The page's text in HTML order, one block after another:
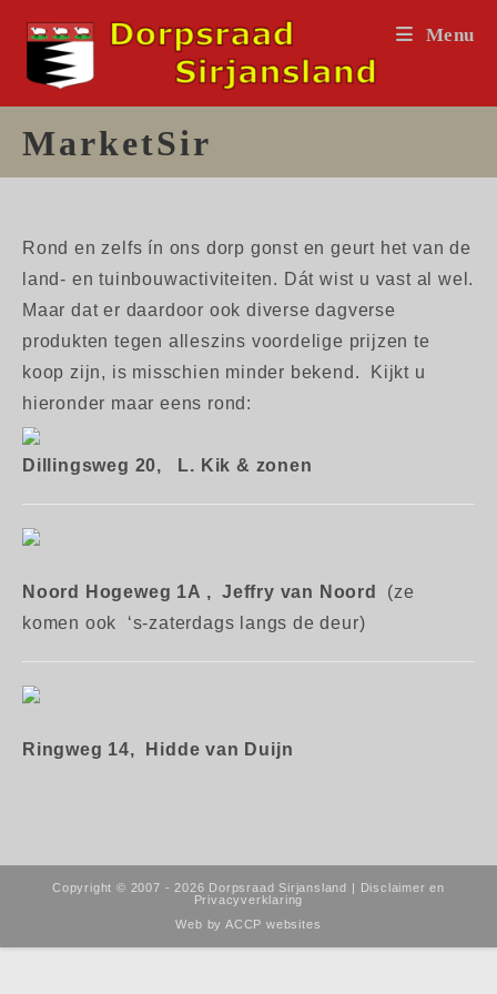
naar
inhoud
Menu
MarketSir
Rond en zelfs ín ons dorp gonst en geurt het van de
land- en tuinbouwactiviteiten. Dát wist u vast al wel.
Maar dat er daardoor ook diverse dagverse
produkten tegen alleszins voordelige prijzen te
koop zijn, is misschien minder bekend. Kijkt u
hieronder maar eens rond:
Dillingsweg 20, L. Kik & zonen
Noord Hogeweg 1A ,Jeffry van Noord
(ze
komen ook ‘s-zaterdags langs de deur)
Ringweg 14, Hidde van Duijn
Copyright © 2007 - 2026 Dorpsraad Sirjansland | Disclaimer en
Privacyverklaring
Web byACCP websites